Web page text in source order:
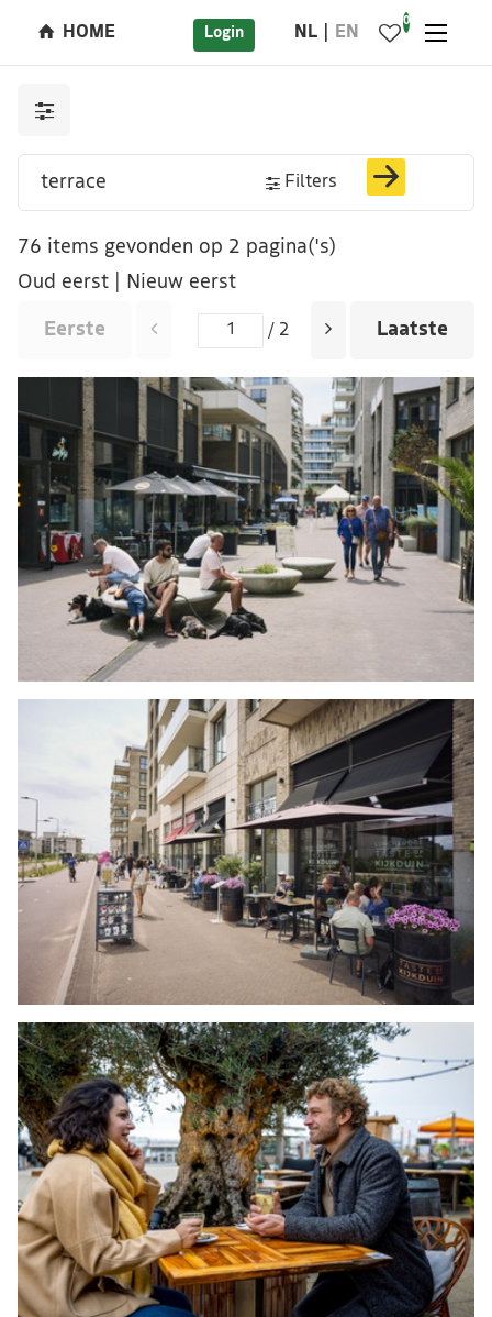
HOME Login NL EN
0
Filters
76 items gevonden op 2 pagina('s)
Oud eerst
Nieuw eerst
Eerste / 2 Laatste